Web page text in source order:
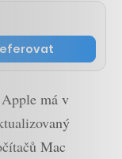
má v
Mac